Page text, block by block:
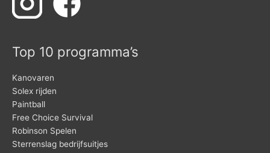
Top 10 programma’s
Kanovaren
Solex rijden
Paintball
Free Choice Survival
Robinson Spelen
Sterrenslag bedrijfsuitjes